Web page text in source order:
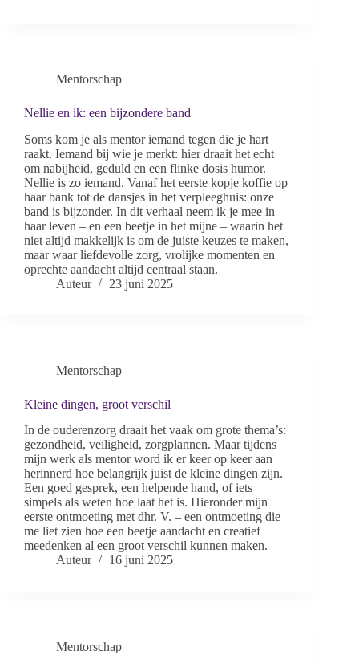
Mentorschap
Nellie en ik: een bijzondere band
Soms kom je als mentor iemand tegen die je hart
raakt. Iemand bij wie je merkt: hier draait het echt
om nabijheid, geduld en een flinke dosis humor.
Nellie is zo iemand. Vanaf het eerste kopje koffie op
haar bank tot de dansjes in het verpleeghuis: onze
band is bijzonder. In dit verhaal neem ik je mee in
haar leven – en een beetje in het mijne – waarin het
niet altijd makkelijk is om de juiste keuzes te maken,
maar waar liefdevolle zorg, vrolijke momenten en
oprechte aandacht altijd centraal staan.
Auteur
23 juni 2025
Mentorschap
Kleine dingen, groot verschil
In de ouderenzorg draait het vaak om grote thema’s:
gezondheid, veiligheid, zorgplannen. Maar tijdens
mijn werk als mentor word ik er keer op keer aan
herinnerd hoe belangrijk juist de kleine dingen zijn.
Een goed gesprek, een helpende hand, of iets
simpels als weten hoe laat het is. Hieronder mijn
eerste ontmoeting met dhr. V. – een ontmoeting die
me liet zien hoe een beetje aandacht en creatief
meedenken al een groot verschil kunnen maken.
Auteur
16 juni 2025
Mentorschap